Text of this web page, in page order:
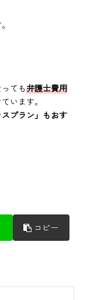
ても弁護士費用
います。
スプラン」もおす
コピー